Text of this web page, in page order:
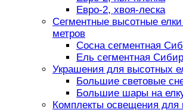
Евро-2, хвоя-леска
Сегментные высотные
метров
Сосна сегментная
Ель сегментная
Украшения для высотных
Большие световые
Большие шары на
Комплекты освещения для